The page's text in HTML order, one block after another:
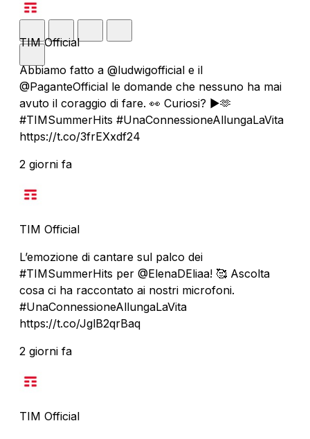
TIM Official
Abbiamo fatto a @ludwigofficial e il
@PaganteOfficial le domande che nessuno ha mai
avuto il coraggio di fare. 👀 Curiosi? ▶️🫶
#TIMSummerHits #UnaConnessioneAllungaLaVita
https://t.co/3frEXxdf24
2 giorni fa
TIM Official
L’emozione di cantare sul palco dei
#TIMSummerHits per @ElenaDEliaa! 🥰 Ascolta
cosa ci ha raccontato ai nostri microfoni.
#UnaConnessioneAllungaLaVita
https://t.co/JglB2qrBaq
2 giorni fa
TIM Official